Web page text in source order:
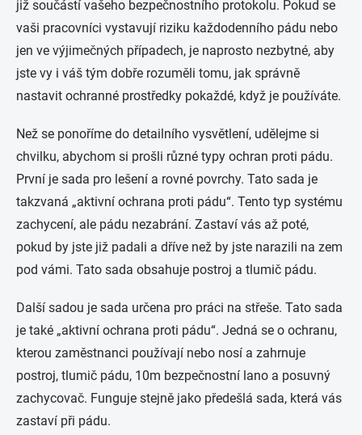
již součástí vašeho bezpečnostního protokolu. Pokud se
vaši pracovníci vystavují riziku každodenního pádu nebo
jen ve výjimečných případech, je naprosto nezbytné, aby
jste vy i váš tým dobře rozuměli tomu, jak správně
nastavit ochranné prostředky pokaždé, když je používáte.
Než se ponoříme do detailního vysvětlení, udělejme si
chvilku, abychom si prošli různé typy ochran proti pádu.
První je sada pro lešení a rovné povrchy. Tato sada je
takzvaná „aktivní ochrana proti pádu“. Tento typ systému
zachycení, ale pádu nezabrání. Zastaví vás až poté,
pokud by jste již padali a dříve než by jste narazili na zem
pod vámi. Tato sada obsahuje postroj a tlumič pádu.
Další sadou je sada určena pro práci na střeše. Tato sada
je také „aktivní ochrana proti pádu“. Jedná se o ochranu,
kterou zaměstnanci používají nebo nosí a zahrnuje
postroj, tlumič pádu, 10m bezpečnostní lano a posuvný
zachycovač. Funguje stejně jako předešlá sada, která vás
zastaví při pádu.